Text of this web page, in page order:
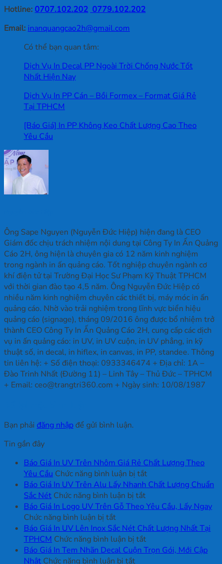
Hotline: 0707.102.202 0779.102.202
Email: inanquangcao2h@gmail.com
Có thể bạn quan tâm:
Dịch Vụ In Decal PP Ngoài Trời Chống Nước Tốt
Nhất Hiện Nay
Dịch Vụ In PP Cán – Bồi Formex – Format Giá Rẻ
Tại TPHCM
[Báo Giá] In PP Không Keo Chất Lượng Cao Theo
Yêu Cầu
Ông Sape Nguyen (Nguyễn Đức Hiệp) hiện đang là CEO
Giám đốc chịu trách nhiệm nội dung tại Công Ty In Ấn Quảng
Cáo 2H, ông hiện là chuyên gia có 12 năm kinh nghiệm
trong ngành in ấn quảng cáo. Tốt nghiệp chuyên ngành cơ
khí điện tử tại Trường Đại Học Sư Phạm Kỹ Thuật TPHCM
với thời gian đào tạo 4,5 năm. Ông Nguyễn Đức Hiệp có
nhiều năm kinh nghiệm chuyên các thiết bị, máy móc in ấn
quảng cáo. Nhờ vào trải nghiệm trong lĩnh vực biển hiệu
quảng cáo (signage), tháng 09/2016 ông được bổ nhiệm trở
thành CEO Công Ty In Ấn Quảng Cáo 2H, cung cấp các dịch
vụ in ấn quảng cáo: in UV, in UV cuộn, in UV phẳng, in kỹ
thuật số, in decal, in hiflex, in canvas, in PP, standee. Thông
tin liên hệ: + Số điện thoại: 0933346474 + Địa chỉ: 1A –
Đào Trinh Nhất (Đường 11) – Linh Tây – Thủ Đức – TPHCM
+ Email: ceo@trangtri360.com + Ngày sinh: 10/08/1987
Bạn phải đăng nhậpđể gửi bình luận.
Tin gần đây
Báo Giá In UV Trên Nhôm Giá Rẻ Chất Lượng Theo
Yêu Cầu Chức năng bình luận bị tắtở
Báo
In
Trên
Giá
Báo Giá In UV Trên Alu Lấy Nhanh Chất Lượng Chuẩn
Sắc Nét Chức năng bình luận bị tắtở
Báo
In
UV
Trên
Báo Giá In Logo UV Trên Gỗ Theo Yêu Cầu, Lấy Ngay
Chức năng bình luận bị tắtở
Báo
Giá
In
Logo
Báo Giá In UV Lên Inox Sắc Nét Chất Lượng Nhất Tại
TPHCM Chức năng bình luận bị tắtở
Báo
Báo Giá In Tem Nhãn Decal Cuộn Trọn Gói, Mới Cập
Nhật Chức năng bình luận bị tắtở